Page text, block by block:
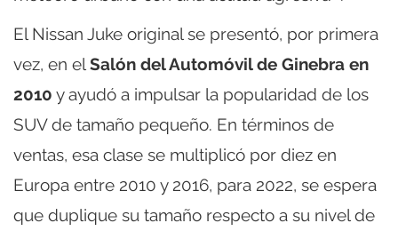
El Nissan Juke original se presentó, por primera
vez, en elSalón del Automóvil de Ginebra en
2010 y ayudó a impulsar la popularidad de los
SUV de tamaño pequeño. En términos de
ventas, esa clase se multiplicó por diez en
Europa entre 2010 y 2016, para 2022, se espera
que duplique su tamaño respecto a su nivel de